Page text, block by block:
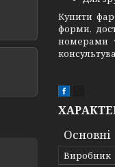
Купити
форми,
номерами
Основні
Виробник